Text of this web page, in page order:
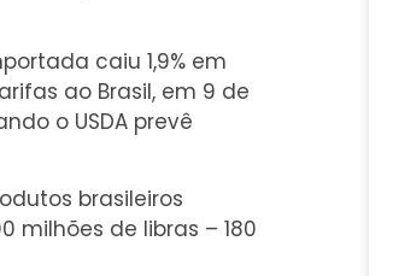
caiu 1,9% em
ao Brasil, em 9 de
o USDA prevê
brasileiros
milhões de libras – 180